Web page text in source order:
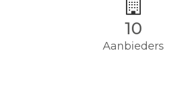
10
Aanbieders